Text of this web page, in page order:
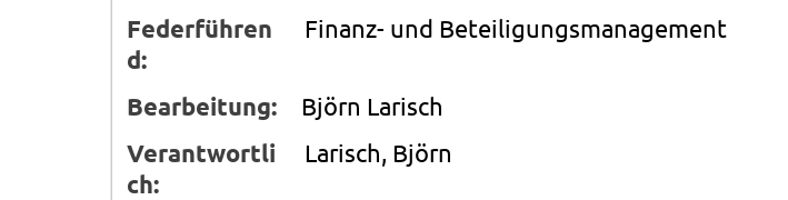
Federführen
d:
Finanz- und Beteiligungsmanagement
Bearbeitung: Björn Larisch
Verantwortli
ch:
Larisch, Björn